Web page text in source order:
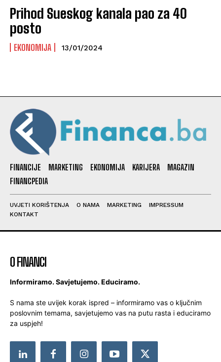
Prihod Sueskog kanala pao za 40
posto
EKONOMIJA 13/01/2024
FINANCIJE MARKETING EKONOMIJA KARIJERA
MAGAZIN
FINANCPEDIA
UVJETI KORIŠTENJA O NAMA MARKETING
IMPRESSUM
KONTAKT
O FINANCI
Informiramo. Savjetujemo. Educiramo.
S nama ste uvijek korak ispred – informiramo vas o ključnim
poslovnim temama, savjetujemo vas na putu rasta i educiramo
za uspjeh!